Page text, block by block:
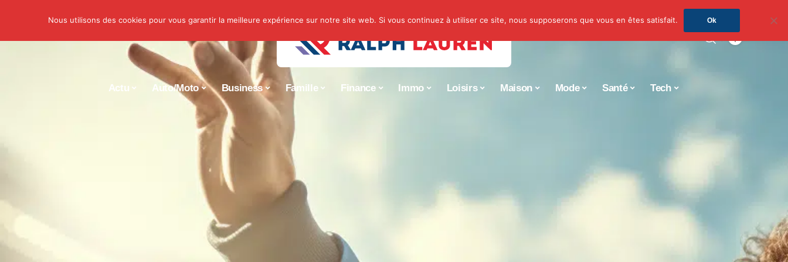
Actu Auto/Moto Business Famille Finance Immo Loisirs Maison Mode Santé Tech
Nous utilisons des cookies pour vous garantir la meilleure expérience sur notre site web. Si vous continuez à utiliser ce site, nous supposerons que vous en êtes satisfait. Ok